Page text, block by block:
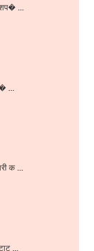
...
...
क ...
...